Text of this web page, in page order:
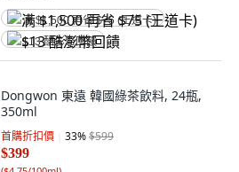
满 $1,500 再省 $75 (王道卡)
$13 酷澎幣回饋
Dongwon 東遠 韓國綠茶飲料, 24瓶,
350ml
首購折扣價 33%$599
$399